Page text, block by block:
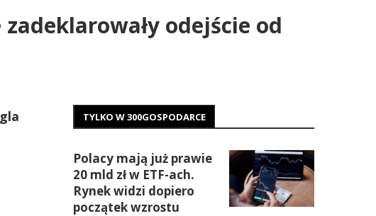
odejście od
TYLKO W 300GOSPODARCE
Polacy mają już prawie
20 mld zł w ETF-ach.
Rynek widzi dopiero
początek wzrostu